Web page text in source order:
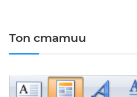
Топ статии